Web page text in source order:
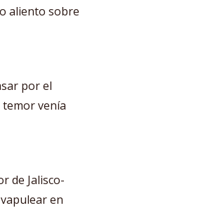
aliento sobre
por el
venía
de Jalisco-
en